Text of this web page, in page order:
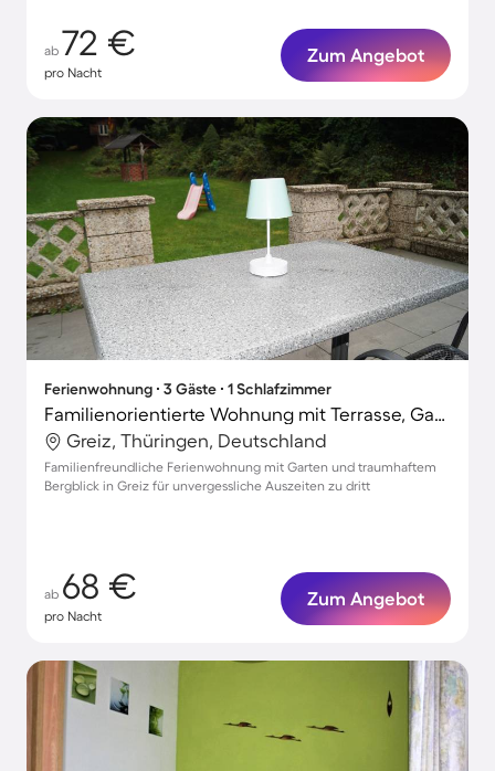
ab 72 €
pro Nacht
Zum Angebot
Ferienwohnung ∙ 3 Gäste ∙ 1 Schlafzimmer
Familienorientierte Wohnung mit Terrasse, Garten und Grill | Bergblick
Greiz, Thüringen, Deutschland
Familienfreundliche Ferienwohnung mit Garten und traumhaftem
Bergblick in Greiz für unvergessliche Auszeiten zu dritt
ab 68 €
pro Nacht
Zum Angebot